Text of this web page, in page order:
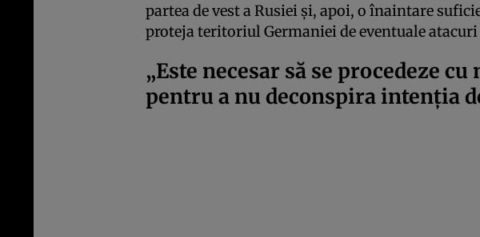
partea de vest a Rusiei şi, apoi, o înaintare
proteja teritoriul Germaniei de eventuale
„Este necesar să se procedeze
pentru a nu deconspira intenția